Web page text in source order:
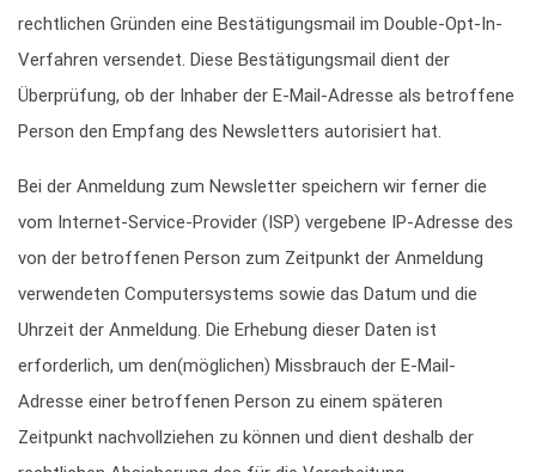
rechtlichen Gründen eine Bestätigungsmail im Double-Opt-In-
Verfahren versendet. Diese Bestätigungsmail dient der
Überprüfung, ob der Inhaber der E-Mail-Adresse als betroffene
Person den Empfang des Newsletters autorisiert hat.
Bei der Anmeldung zum Newsletter speichern wir ferner die
vom Internet-Service-Provider (ISP) vergebene IP-Adresse des
von der betroffenen Person zum Zeitpunkt der Anmeldung
verwendeten Computersystems sowie das Datum und die
Uhrzeit der Anmeldung. Die Erhebung dieser Daten ist
erforderlich, um den(möglichen) Missbrauch der E-Mail-
Adresse einer betroffenen Person zu einem späteren
Zeitpunkt nachvollziehen zu können und dient deshalb der